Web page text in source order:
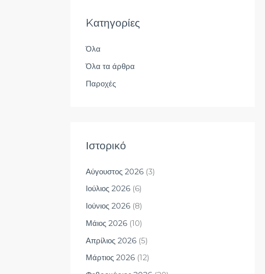
ή
η
σ
η
Kατηγορίες
Όλα
Όλα τα άρθρα
Παροχές
Ιστορικό
Αύγουστος 2026(3)
Ιούλιος 2026(6)
Ιούνιος 2026(8)
Μάιος 2026(10)
Απρίλιος 2026(5)
Μάρτιος 2026(12)